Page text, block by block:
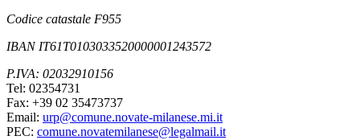
Codice catastale F955
IBAN IT61T0103033520000001243572
P.IVA: 02032910156
Tel: 02354731
Fax: +39 02 35473737
Email: urp@comune.novate-milanese.mi.it
PEC: comune.novatemilanese@legalmail.it